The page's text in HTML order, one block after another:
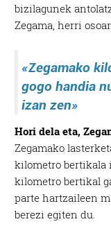
bizilagunek
Zegama, herri
«Zegamako
gogo handia
izan zen»
Hori dela eta,
Zegamako
kilometro bertikala
kilometro bertikal
parte hartzaileen
berezi egiten du.